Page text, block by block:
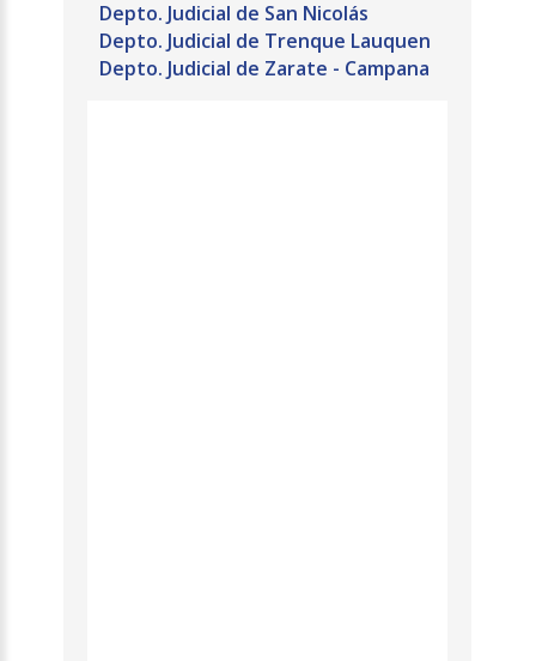
Depto. Judicial de San Nicolás
Depto. Judicial de Trenque Lauquen
Depto. Judicial de Zarate - Campana